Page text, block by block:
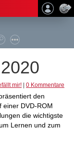
mir! 0 Kommentare
den
einer DVD-ROM
die wichtigste
Lernen und zum